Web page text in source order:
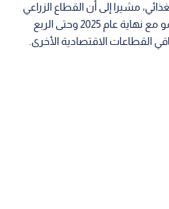
مشيرا إلى أن القطاع الزراعي
حقق رغم التحديات أعلى نسبة نمو مع نهاية عام 2025 وحتى الربع
القطاعات الاقتصادية الأخرى.